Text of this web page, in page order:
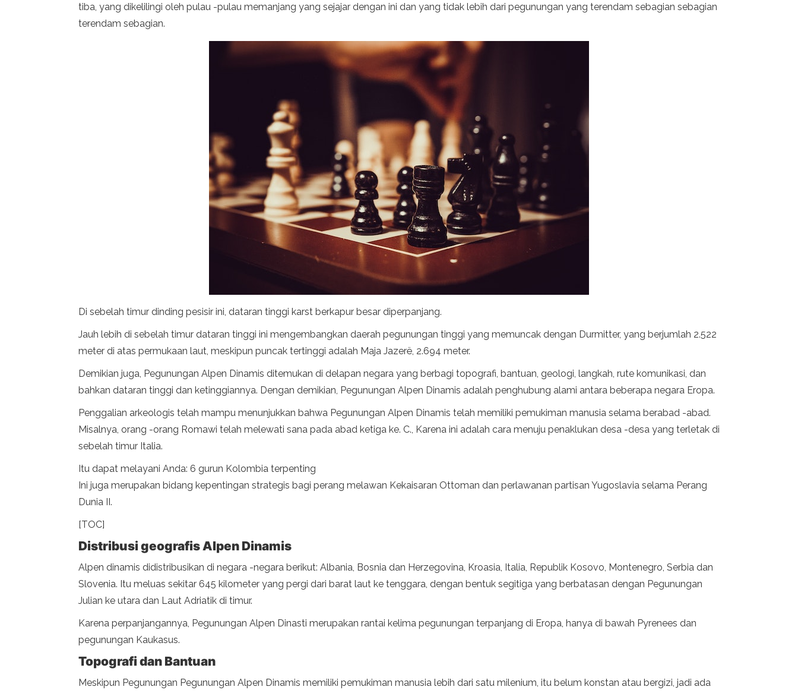
tiba, yang dikelilingi oleh pulau -pulau memanjang yang sejajar dengan ini dan yang tidak lebih dari pegunungan yang terendam sebagian sebagian
terendam sebagian.
Di sebelah timur dinding pesisir ini, dataran tinggi karst berkapur besar diperpanjang.
Jauh lebih di sebelah timur dataran tinggi ini mengembangkan daerah pegunungan tinggi yang memuncak dengan Durmitter, yang berjumlah 2.522
meter di atas permukaan laut, meskipun puncak tertinggi adalah Maja Jazerë, 2.694 meter.
Demikian juga, Pegunungan Alpen Dinamis ditemukan di delapan negara yang berbagi topografi, bantuan, geologi, langkah, rute komunikasi, dan
bahkan dataran tinggi dan ketinggiannya. Dengan demikian, Pegunungan Alpen Dinamis adalah penghubung alami antara beberapa negara Eropa.
Penggalian arkeologis telah mampu menunjukkan bahwa Pegunungan Alpen Dinamis telah memiliki pemukiman manusia selama berabad -abad.
Misalnya, orang -orang Romawi telah melewati sana pada abad ketiga ke. C., Karena ini adalah cara menuju penaklukan desa -desa yang terletak di
sebelah timur Italia.
Itu dapat melayani Anda: 6 gurun Kolombia terpenting
Ini juga merupakan bidang kepentingan strategis bagi perang melawan Kekaisaran Ottoman dan perlawanan partisan Yugoslavia selama Perang
Dunia II.
[TOC]
Distribusi geografis Alpen Dinamis
Alpen dinamis didistribusikan di negara -negara berikut: Albania, Bosnia dan Herzegovina, Kroasia, Italia, Republik Kosovo, Montenegro, Serbia dan
Slovenia. Itu meluas sekitar 645 kilometer yang pergi dari barat laut ke tenggara, dengan bentuk segitiga yang berbatasan dengan Pegunungan
Julian ke utara dan Laut Adriatik di timur.
Karena perpanjangannya, Pegunungan Alpen Dinasti merupakan rantai kelima pegunungan terpanjang di Eropa, hanya di bawah Pyrenees dan
pegunungan Kaukasus.
Topografi dan Bantuan
Meskipun Pegunungan Pegunungan Alpen Dinamis memiliki pemukiman manusia lebih dari satu milenium, itu belum konstan atau bergizi, jadi ada